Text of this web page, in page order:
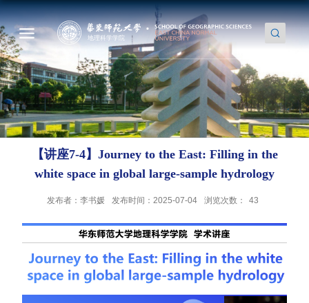
【讲座7-4】Journey to the East: Filling in the
white space in global large-sample hydrology
发布者：李书媛 发布时间：2025-07-04 浏览次数： 43